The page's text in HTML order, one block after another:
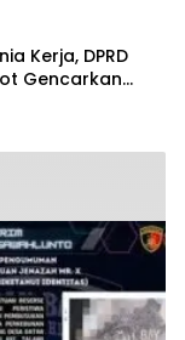
Kerja, DPRD
Gencarkan